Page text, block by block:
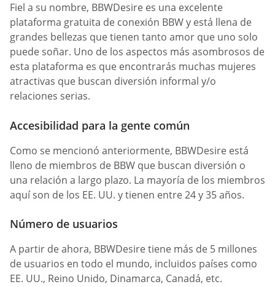
Fiel a su nombre, BBWDesire es una excelente
plataforma gratuita de conexión BBW y está llena de
grandes bellezas que tienen tanto amor que uno solo
puede soñar. Uno de los aspectos más asombrosos de
esta plataforma es que encontrarás muchas mujeres
atractivas que buscan diversión informal y/o
relaciones serias.
Accesibilidad para la gente común
Como se mencionó anteriormente, BBWDesire está
lleno de miembros de BBW que buscan diversión o
una relación a largo plazo. La mayoría de los miembros
aquí son de los EE. UU. y tienen entre 24 y 35 años.
Número de usuarios
A partir de ahora, BBWDesire tiene más de 5 millones
de usuarios en todo el mundo, incluidos países como
EE. UU., Reino Unido, Dinamarca, Canadá, etc.